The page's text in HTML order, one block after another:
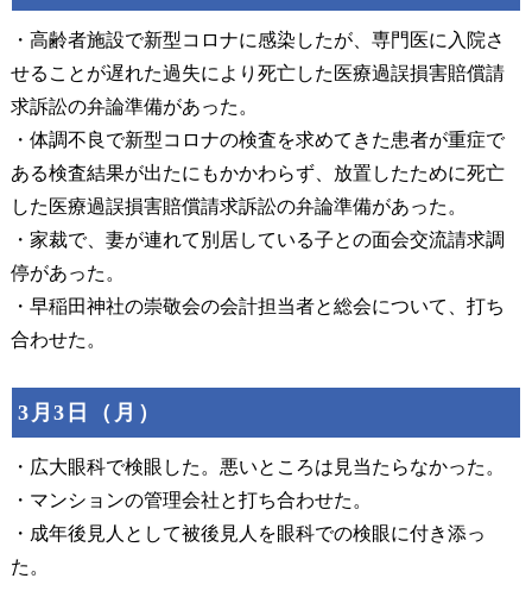
・高齢者施設で新型コロナに感染したが、専門医に入院さ
せることが遅れた過失により死亡した医療過誤損害賠償請
求訴訟の弁論準備があった。
・体調不良で新型コロナの検査を求めてきた患者が重症で
ある検査結果が出たにもかかわらず、放置したために死亡
した医療過誤損害賠償請求訴訟の弁論準備があった。
・家裁で、妻が連れて別居している子との面会交流請求調
停があった。
・早稲田神社の崇敬会の会計担当者と総会について、打ち
合わせた。
3月3日（月）
・広大眼科で検眼した。悪いところは見当たらなかった。
・マンションの管理会社と打ち合わせた。
・成年後見人として被後見人を眼科での検眼に付き添っ
た。